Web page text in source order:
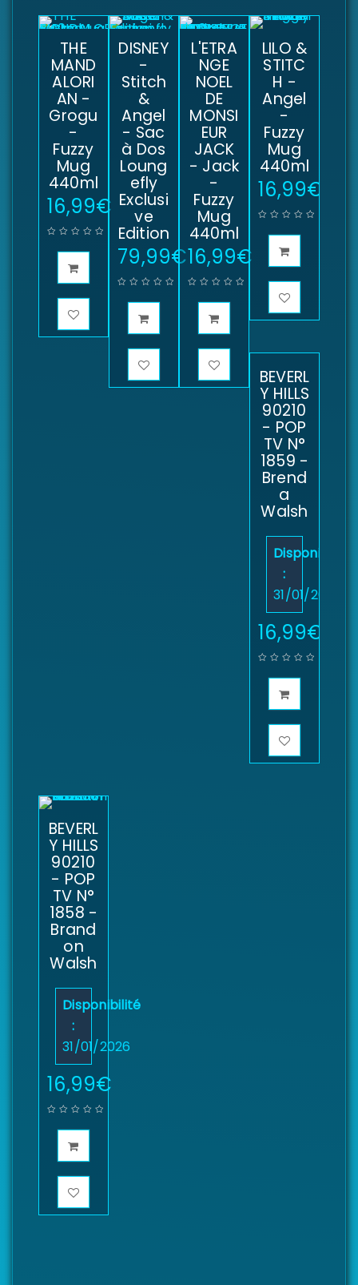
THE
MAND
ALORI
AN -
Grogu
-
Fuzzy
Mug
440ml
16,99€
DISNEY
-
Stitch
&
Angel
- Sac
à Dos
Loung
efly
Exclusi
ve
Edition
79,99€
L'ETRA
NGE
NOEL
DE
MONSI
EUR
JACK
- Jack
-
Fuzzy
Mug
440ml
16,99€
LILO &
STITC
H -
Angel
-
Fuzzy
Mug
440ml
16,99€
BEVERL
Y HILLS
90210
- POP
TV N°
1859 -
Brend
a
Walsh
Disponibilité
:
31/01/2026
16,99€
BEVERL
Y HILLS
90210
- POP
TV N°
1858 -
Brand
on
Walsh
Disponibilité
:
31/01/2026
16,99€